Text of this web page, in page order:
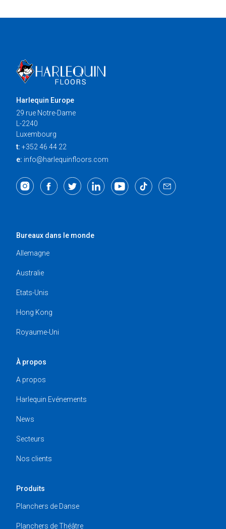
Harlequin Europe
29 rue Notre-Dame
L-2240
Luxembourg
t: +352 46 44 22
e: info@harlequinfloors.com
Bureaux dans le monde
Allemagne
Australie
Etats-Unis
Hong Kong
Royaume-Uni
À propos
A propos
Harlequin Evénements
News
Secteurs
Nos clients
Produits
Planchers de Danse
Planchers de Théâtre